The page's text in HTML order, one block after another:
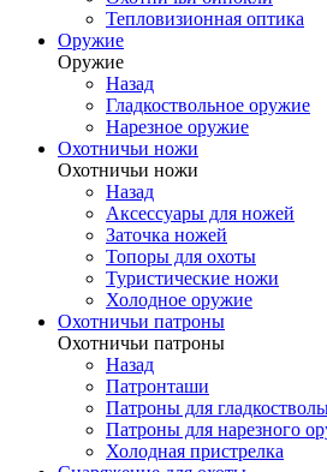
Тепловизионная оптика
Оружие
Оружие
Назад
Гладкоствольное оружие
Нарезное оружие
Охотничьи ножи
Охотничьи ножи
Назад
Аксессуары для ножей
Заточка ножей
Топоры для охоты
Туристические ножи
Холодное оружие
Охотничьи патроны
Охотничьи патроны
Назад
Патронташи
Патроны для
Патроны для нарезного
Холодная пристрелка